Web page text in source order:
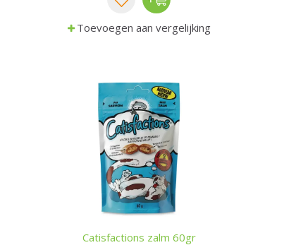
Toevoegen aan vergelijking
Catisfactions zalm 60gr